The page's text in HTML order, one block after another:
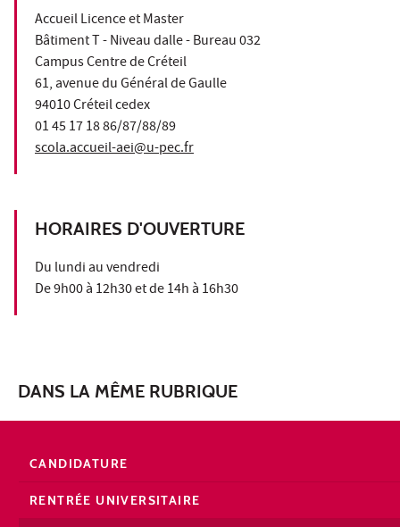
Accueil Licence et Master
Bâtiment T - Niveau dalle - Bureau 032
Campus Centre de Créteil
61, avenue du Général de Gaulle
94010 Créteil cedex
01 45 17 18 86/87/88/89
scola.accueil-aei@u-pec.fr
HORAIRES D'OUVERTURE
Du lundi au vendredi
De 9h00 à 12h30 et de 14h à 16h30
DANS LA MÊME RUBRIQUE
CANDIDATURE
RENTRÉE UNIVERSITAIRE